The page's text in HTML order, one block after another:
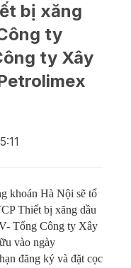
bị xăng
ty
ty Xây
khoán Hà Nội sẽ tổ
Thiết bị xăng dầu
Tổng Công ty Xây
vào ngày
đăng ký và đặt cọc